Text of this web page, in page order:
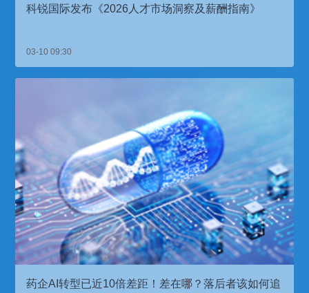
科锐国际发布《2026人才市场洞察及薪酬指南》
03-10 09:30
药企AI转型已近10倍差距！差在哪？落后者该如何追